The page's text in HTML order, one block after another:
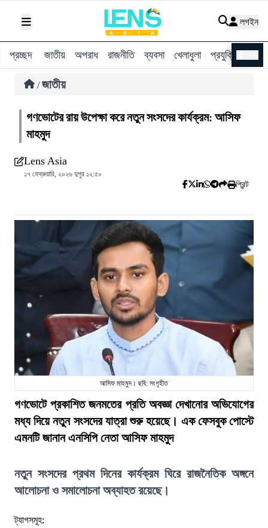
লগইন
প্রচ্ছদ জাতীয় অপরাধ রাজনীতি ব্যবসা খেলাধুলা প্রযুক্তি
/ জাতীয়
গণভোটের রায় উপেক্ষা করে নতুন সংসদের কার্যক্রম: আসিফ
মাহমুদ
Lens Asia
১৭ ফেব্রুয়ারি, ২০২৬ দুপুর ১২:৫০
প্রিন্ট
আসিফ মাহমুদ। ছবি: সংগৃহীত
গণভোটে প্রকাশিত জনমতের প্রতি অবজ্ঞা দেখানোর অভিযোগের
মধ্য দিয়ে নতুন সংসদের যাত্রা শুরু হয়েছে। এক ফেসবুক পোস্টে
এমনটি জানান এনসিপি নেতা আসিফ মাহমুদ
নতুন সংসদের প্রথম দিনের কার্যক্রম ঘিরে রাজনৈতিক অঙ্গনে
আলোচনা ও সমালোচনা অব্যাহত রয়েছে।
ট্যাগসমূহ: